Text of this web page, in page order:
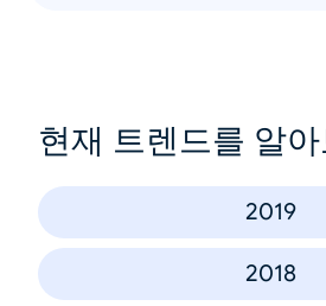
현재 트렌드를 알
2019
2018